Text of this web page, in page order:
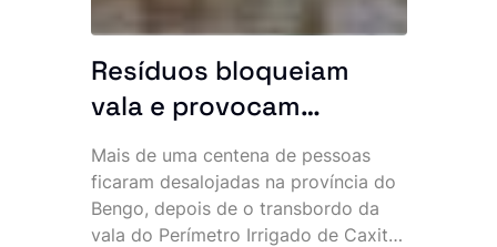
Resíduos bloqueiam
vala e provocam
inundação que
desalojou mais de 100
pessoas
Mais de uma centena de pessoas
ficaram desalojadas na província do
Bengo, depois de o transbordo da
vala do Perímetro Irrigado de Caxito